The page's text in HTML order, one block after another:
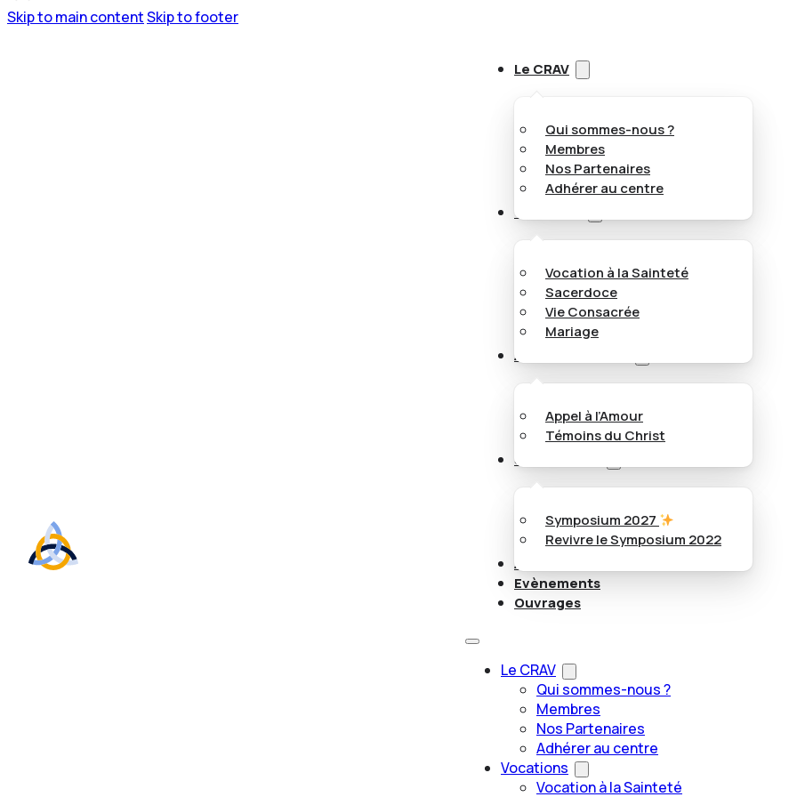
Skip to main contentSkip to footer
Le CRAV
Qui sommes-nous ?
Membres
Nos Partenaires
Adhérer au centre
Vocations
Vocation à la Sainteté
Sacerdoce
Vie Consacrée
Mariage
Appel aux jeunes
Appel à l’Amour
Témoins du Christ
Symposiums
Symposium 2027
Revivre le Symposium 2022
Articles
Evènements
Ouvrages
Le CRAV
Qui sommes-nous ?
Membres
Nos Partenaires
Adhérer au centre
Vocations
Vocation à la Sainteté